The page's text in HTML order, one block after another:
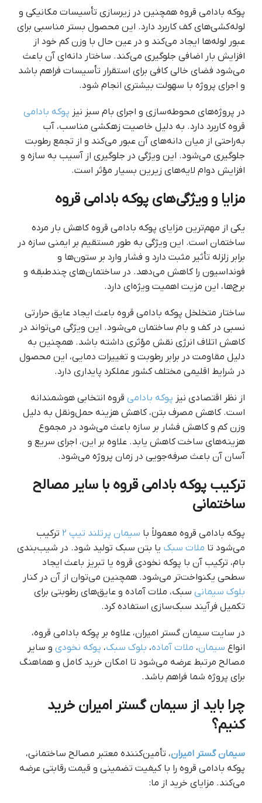
پوکه بادامی قروه همچنین در زیرسازی تأسیسات مکانیکی و
لوله‌کشی‌های کف کاربرد دارد. این محصول بستر مناسبی برای
عبور لوله‌ها ایجاد می‌کند و در عین حال با وزن کم خود از
افزایش بار اضافی جلوگیری می‌کند. ساختار دانه‌ای آن باعث
می‌شود فضای خالی کافی برای استقرار تأسیسات فراهم باشد
و اجرای پروژه با سهولت بیشتری انجام شود.
در پروژه‌های محوطه‌سازی و اجرای بام سبز نیز پوکه بادامی
قروه کاربرد دارد. به دلیل خاصیت زهکشی مناسب، آب
به‌راحتی از میان دانه‌های آن عبور می‌کند و از تجمع رطوبت
جلوگیری می‌شود. این ویژگی در جلوگیری از آسیب به سازه و
افزایش دوام لایه‌های زیرین بسیار مؤثر است.
مزایا و ویژگی‌های پوکه بادامی قروه
یکی از مهم‌ترین مزایای پوکه بادامی قروه کاهش بار مرده
ساختمان است. این ویژگی به طور مستقیم بر ایمنی سازه در
برابر زلزله تأثیر مثبت دارد و فشار وارد بر ستون‌ها و
فونداسیون را کاهش می‌دهد. در ساختمان‌های چندطبقه و
برج‌ها، این مزیت اهمیت ویژه‌ای دارد.
ساختار متخلخل پوکه بادامی قروه باعث ایجاد عایق حرارتی
نسبی در کف و بام ساختمان می‌شود. این ویژگی می‌تواند در
کاهش اتلاف انرژی نقش مؤثری داشته باشد. همچنین به
دلیل مقاومت در برابر رطوبت و تغییرات دمایی، این محصول
در شرایط اقلیمی مختلف کشور عملکرد پایداری دارد.
از نظر اقتصادی نیز پوکه بادامی قروه انتخابی هوشمندانه
است. کاهش مصرف بتن، کاهش هزینه حمل‌ونقل به دلیل
وزن کم و کاهش فشار بر سازه باعث می‌شود در مجموع
هزینه‌های ساخت کاهش یابد. علاوه بر این، اجرای سریع و
آسان آن باعث صرفه‌جویی در زمان پروژه می‌شود.
ترکیب پوکه بادامی قروه با سایر مصالح
ساختمانی
پوکه بادامی قروه معمولاً با سیمان پرتلند تیپ 2
ترکیب
می‌شود تا ملات سبک یا بتن سبک تولید شود. در شیب‌بندی
بام، ترکیب آن با پوکه نخودی قروه یا تبریز باعث ایجاد
سطحی یکنواخت‌تر می‌شود. همچنین می‌توان از آن در کنار
بلوک سیمانی سبک، ملات آماده و عایق‌های رطوبتی برای
تکمیل فرآیند سبک‌سازی استفاده کرد.
در سایت سیمان گستر امیران، علاوه بر پوکه بادامی قروه،
انواع سیمان، ملات آماده، بلوک سبک، پوکه نخودی و سایر
مصالح مرتبط عرضه می‌شود تا امکان خرید کامل و هماهنگ
برای پروژه شما فراهم باشد.
چرا باید از سیمان گستر امیران خرید
کنیم؟
سیمان گستر امیران، تأمین‌کننده معتبر مصالح ساختمانی،
پوکه بادامی قروه را با کیفیت تضمینی و قیمت رقابتی عرضه
می‌کند. مزایای خرید از ما: